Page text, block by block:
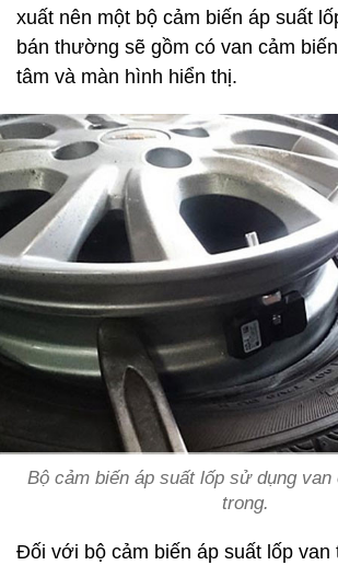
xuất nên một bộ cảm biến áp suất
bán thường sẽ gồm có van cảm
tâm và màn hình hiển thị.
Bộ cảm biến áp suất lốp sử dụng van
trong.
Đối với bộ cảm biến áp suất lốp van